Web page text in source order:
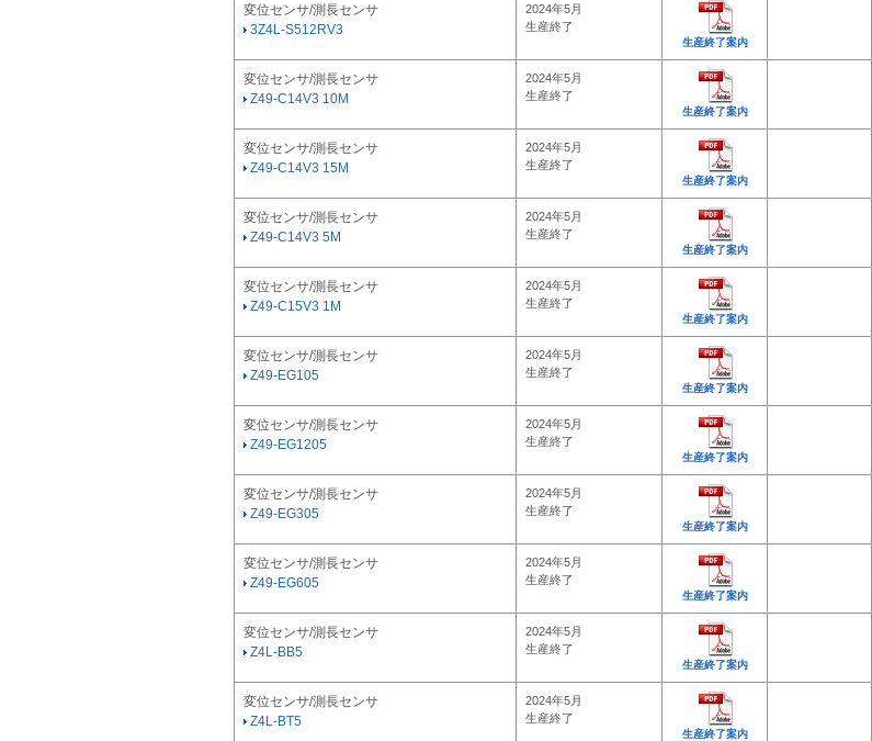
変位センサ/測長センサ
3Z4L-S512RV3
2024年5月
生産終了
生産終了案内
変位センサ/測長センサ
Z49-C14V3 10M
2024年5月
生産終了
生産終了案内
変位センサ/測長センサ
Z49-C14V3 15M
2024年5月
生産終了
生産終了案内
変位センサ/測長センサ
Z49-C14V3 5M
2024年5月
生産終了
生産終了案内
変位センサ/測長センサ
Z49-C15V3 1M
2024年5月
生産終了
生産終了案内
変位センサ/測長センサ
Z49-EG105
2024年5月
生産終了
生産終了案内
変位センサ/測長センサ
Z49-EG1205
2024年5月
生産終了
生産終了案内
変位センサ/測長センサ
Z49-EG305
2024年5月
生産終了
生産終了案内
変位センサ/測長センサ
Z49-EG605
2024年5月
生産終了
生産終了案内
変位センサ/測長センサ
Z4L-BB5
2024年5月
生産終了
生産終了案内
変位センサ/測長センサ
Z4L-BT5
2024年5月
生産終了
生産終了案内